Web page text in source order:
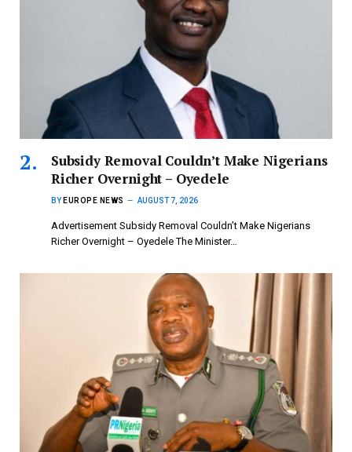
Subsidy Removal Couldn’t Make Nigerians
Richer Overnight – Oyedele
BY EUROPE NEWS AUGUST 7, 2026
Advertisement Subsidy Removal Couldn’t Make Nigerians
Richer Overnight – Oyedele ‎The Minister…